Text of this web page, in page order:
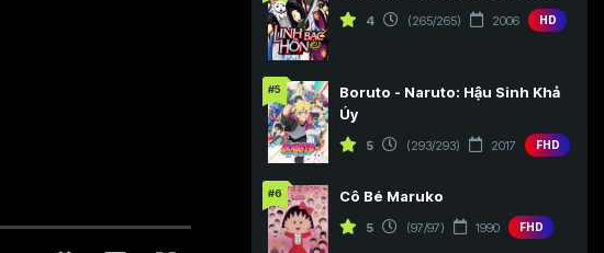
4 (265/265) 2006 HD
#5
Boruto - Naruto: Hậu Sinh Khả
Úy
5 (293/293) 2017 FHD
#6 Cô Bé Maruko
5 (97/97) 1990 FHD